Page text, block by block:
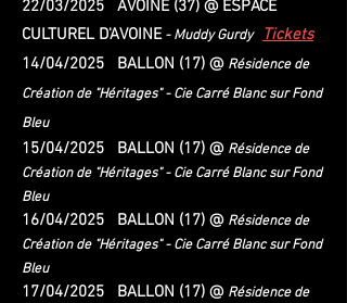
22/03/2025 AVOINE (37) @ ESPACE
CULTUREL D'AVOINE- Muddy Gurdy Tickets
14/04/2025 BALLON (17) @ Résidence de
Création de "Héritages" - Cie Carré Blanc sur Fond
Bleu
15/04/2025 BALLON (17) @ Résidence de
Création de "Héritages" - Cie Carré Blanc sur Fond
Bleu
16/04/2025 BALLON (17) @ Résidence de
Création de "Héritages" - Cie Carré Blanc sur Fond
Bleu
17/04/2025 BALLON (17) @ Résidence de